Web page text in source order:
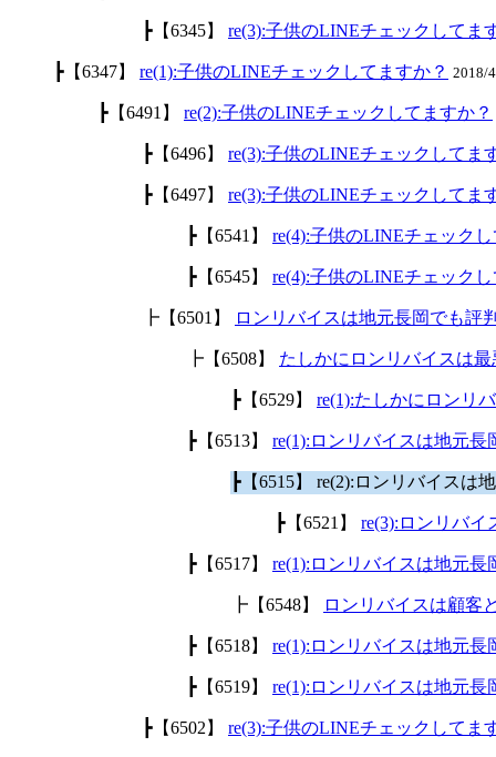
┣【6345】 re(3):子供のLINEチェックしてま
┣【6347】 re(1):子供のLINEチェックしてますか？ 2018/
┣【6491】 re(2):子供のLINEチェックしてますか？
┣【6496】 re(3):子供のLINEチェックしてま
┣【6497】 re(3):子供のLINEチェックしてま
┣【6541】 re(4):子供のLINEチェック
┣【6545】 re(4):子供のLINEチェック
┣【6501】 ロンリバイスは地元長岡でも評
┣【6508】 たしかにロンリバイスは
┣【6529】 re(1):たしかにロンリ
┣【6513】 re(1):ロンリバイスは地元
┣【6515】 re(2):ロンリバイスは
┣【6521】 re(3):ロンリバ
┣【6517】 re(1):ロンリバイスは地元
┣【6548】 ロンリバイスは顧客
┣【6518】 re(1):ロンリバイスは地元
┣【6519】 re(1):ロンリバイスは地元
┣【6502】 re(3):子供のLINEチェックしてま